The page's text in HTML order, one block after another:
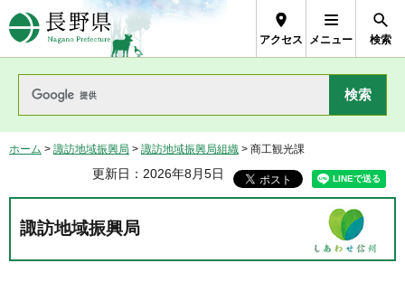
長野県Nagano Prefecture
アクセス メニュー 検索
ホーム > 諏訪地域振興局 > 諏訪地域振興局組織 > 商工観光課
更新日：2026年8月5日
諏訪地域振興局